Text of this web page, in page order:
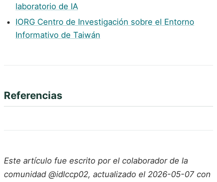
laboratorio de IA
IORG Centro de Investigación sobre el Entorno
Informativo de Taiwán
Referencias
Este artículo fue escrito por el colaborador de la
comunidad @idlccp02, actualizado el 2026-05-07 con